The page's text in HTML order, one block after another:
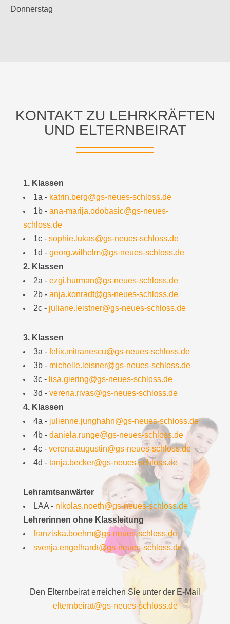
Donnerstag
KONTAKT ZU LEHRKRÄFTEN
UND ELTERNBEIRAT
1. Klassen
1a - katrin.berg@gs-neues-schloss.de
1b - ana-marija.odobasic@gs-neues-
schloss.de
1c - sophie.lukas@gs-neues-schloss.de
1d - georg.wilhelm@gs-neues-schloss.de
2. Klassen
2a - ezgi.hurman@gs-neues-schloss.de
2b - anja.konradt@gs-neues-schloss.de
2c - juliane.leistner@gs-neues-schloss.de
3. Klassen
3a - felix.mitranescu@gs-neues-schloss.de
3b - michelle.leisner@gs-neues-schloss.de
3c - lisa.giering@gs-neues-schloss.de
3d - verena.rivas@gs-neues-schloss.de
4. Klassen
4a - julienne.junghahn@gs-neues-schloss.de
4b - daniela.runge@gs-neues-schloss.de
4c - verena.augustin@gs-neues-schloss.de
4d - tanja.becker@gs-neues-schloss.de
Lehramtsanwärter
LAA - nikolas.noeth@gs-neues-schloss.de
Lehrerinnen ohne Klassleitung
franziska.boehm@gs-neues-schloss.de
svenja.engelhardt@gs-neues-schloss.de
Den Elternbeirat erreichen Sie unter der E-Mail
elternbeirat@gs-neues-schloss.de